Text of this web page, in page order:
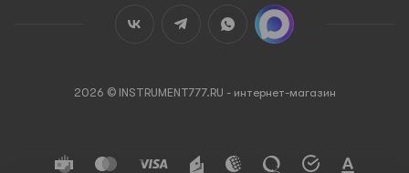
2026 © INSTRUMENT777.RU - интернет-магазин